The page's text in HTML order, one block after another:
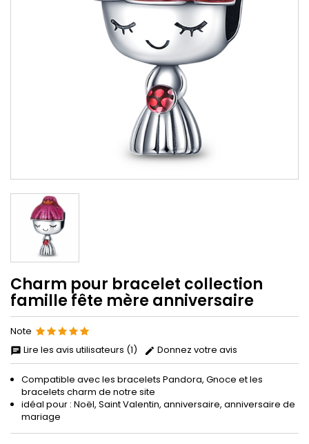
Charm pour bracelet collection
famille fête mère anniversaire
Note
Lire les avis utilisateurs (1)
Donnez votre avis
Compatible avec les bracelets Pandora, Gnoce et les
bracelets charm de notre site
idéal pour : Noël, Saint Valentin, anniversaire, anniversaire de
mariage